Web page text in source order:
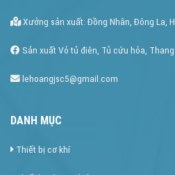
Xưởng sản xuất: Đồng Nhân, Đông La,
Sản xuất Vỏ tủ điên, Tủ cứu hỏa,
lehoangjsc5@gmail.com
DANH MỤC
Thiết bị cơ khí